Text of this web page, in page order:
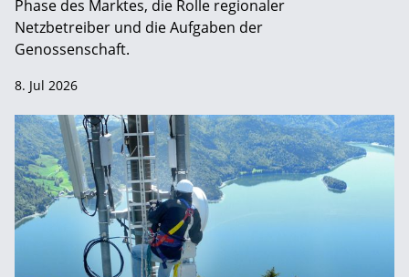
Phase des Marktes, die Rolle regionaler
Netzbetreiber und die Aufgaben der
Genossenschaft.
8. Jul 2026